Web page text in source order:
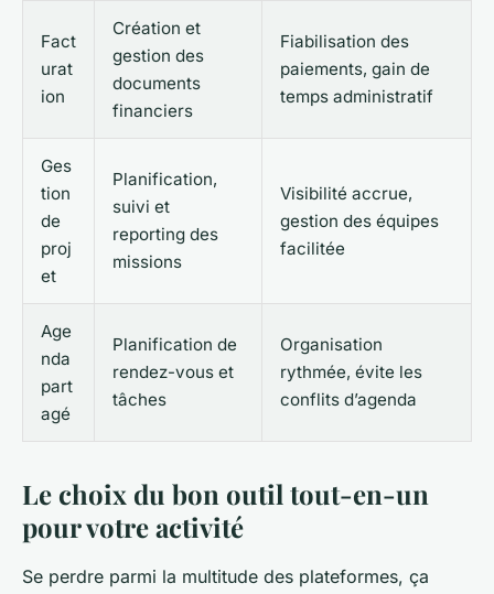
Fact
urat
ion
Création et
gestion des
documents
financiers
Fiabilisation des
paiements, gain de
temps administratif
Ges
tion
de
proj
et
Planification,
suivi et
reporting des
missions
Visibilité accrue,
gestion des équipes
facilitée
Age
nda
part
agé
Planification de
rendez-vous et
tâches
Organisation
rythmée, évite les
conflits d’agenda
Le choix du bon outil tout-en-un
pour votre activité
Se perdre parmi la multitude des plateformes, ça